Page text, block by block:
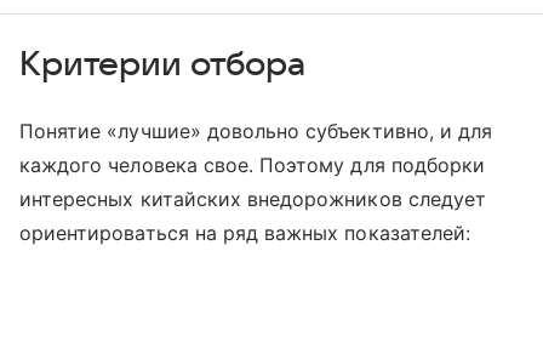
Критерии отбора
Понятие «лучшие» довольно субъективно, и для
каждого человека свое. Поэтому для подборки
интересных китайских внедорожников следует
ориентироваться на ряд важных показателей: